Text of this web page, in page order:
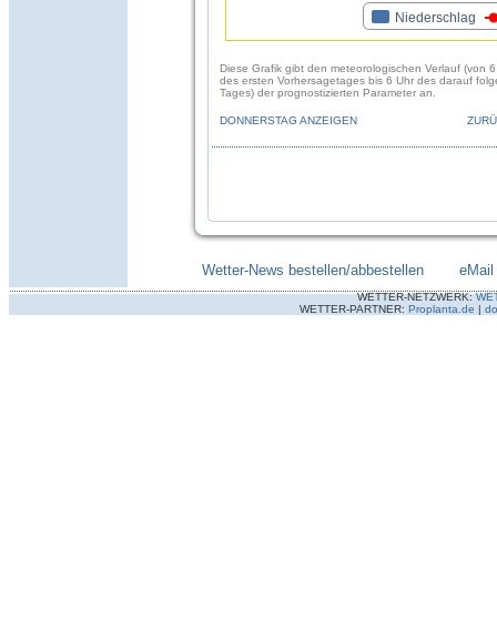
Niederschlag
Diese Grafik gibt den meteorologischen Verlauf (von
des ersten Vorhersagetages bis 6 Uhr des darauf
Tages) der prognostizierten Parameter an.
DONNERSTAG ANZEIGEN
Wetter-News bestellen/abbestellen eMail
WETTER-NETZWERK:
WETTER-PARTNER: Proplanta.de |